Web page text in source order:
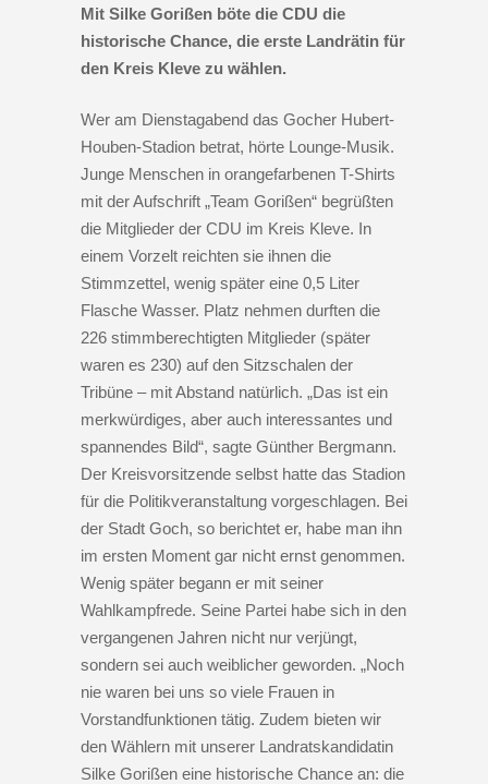
Mit Silke Gorißen böte die CDU die
historische Chance, die erste Landrätin für
den Kreis Kleve zu wählen.
Wer am Dienstagabend das Gocher Hubert-
Houben-Stadion betrat, hörte Lounge-Musik.
Junge Menschen in orangefarbenen T-Shirts
mit der Aufschrift „Team Gorißen“ begrüßten
die Mitglieder der CDU im Kreis Kleve. In
einem Vorzelt reichten sie ihnen die
Stimmzettel, wenig später eine 0,5 Liter
Flasche Wasser. Platz nehmen durften die
226 stimmberechtigten Mitglieder (später
waren es 230) auf den Sitzschalen der
Tribüne – mit Abstand natürlich. „Das ist ein
merkwürdiges, aber auch interessantes und
spannendes Bild“, sagte Günther Bergmann.
Der Kreisvorsitzende selbst hatte das Stadion
für die Politikveranstaltung vorgeschlagen. Bei
der Stadt Goch, so berichtet er, habe man ihn
im ersten Moment gar nicht ernst genommen.
Wenig später begann er mit seiner
Wahlkampfrede. Seine Partei habe sich in den
vergangenen Jahren nicht nur verjüngt,
sondern sei auch weiblicher geworden. „Noch
nie waren bei uns so viele Frauen in
Vorstandfunktionen tätig. Zudem bieten wir
den Wählern mit unserer Landratskandidatin
Silke Gorißen eine historische Chance an: die